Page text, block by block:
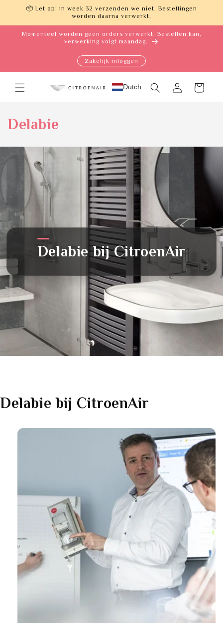
naar de
📦 Let op: in week 32 verzenden we niet. Bestellingen
worden daarna verwerkt.
Momenteel worden geen orders verwerkt. Bestellen kan,
verwerking volgt maandag.
Zakelijk inloggen
Dutch InloggenWinkelwagen
Delabie
Delabiebij CitroenAir
Delabie bij CitroenAir
Link